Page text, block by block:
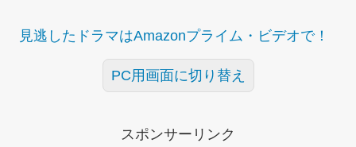
見逃したドラマはAmazonプライム・ビデオで！
PC用画面に切り替え
スポンサーリンク